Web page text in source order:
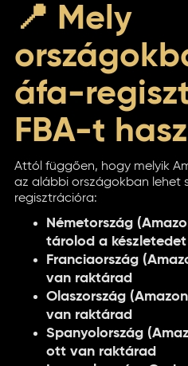
📍 Mely
áfa-
FBA-t
Attól függően, hogy melyik
az alábbi országokban lehet
regisztrációra:
Németország
tárolod a készletedet
Franciaország
van raktárad
Olaszország
van raktárad
Spanyolország
ott van raktárad